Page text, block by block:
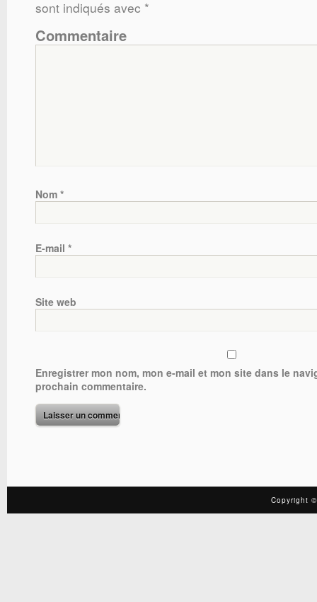
sont indiqués avec *
Commentaire
Nom *
E-mail *
Site web
Enregistrer mon nom, mon e-mail et mon site dans le
prochain commentaire.
Copyright